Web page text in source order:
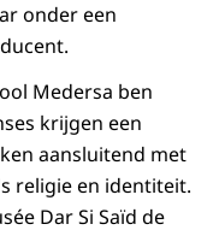
onder een
Medersa ben
krijgen een
aansluitend met
religie en identiteit.
Dar Si Saïd de